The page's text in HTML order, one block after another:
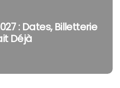
: Dates, Billetterie
Déjà